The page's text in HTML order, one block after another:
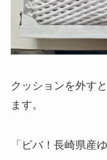
クッションを外す
ます。
「ビバ！長崎県産